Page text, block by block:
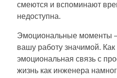
смеются и вспоминают
недоступна.
Эмоциональные моменты
вашу работу значимой.
эмоциональная связь с
жизнь как инженера